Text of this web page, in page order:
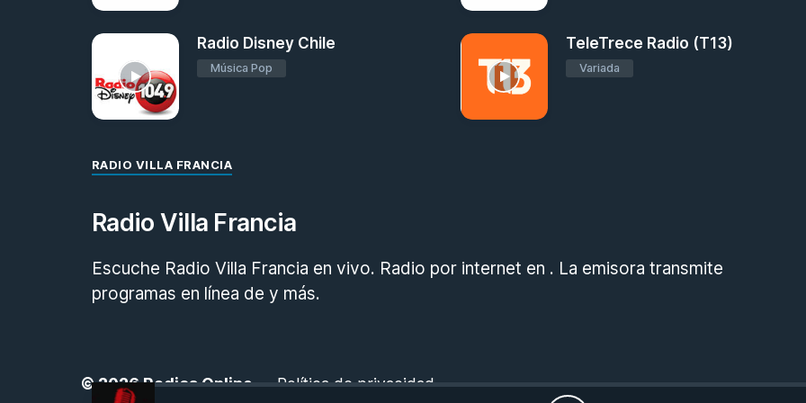
Radio Disney Chile
Música Pop
TeleTrece Radio (T13)
Variada
RADIO VILLA FRANCIA
Radio Villa Francia
Escuche Radio Villa Francia en vivo. Radio por internet en . La emisora transmite
programas en línea de y más.
© 2026Radios Online -Política de privacidad